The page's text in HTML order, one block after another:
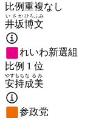
比例重複なし
井坂
いさか
博文
ひろふみ
れいわ新選組
比例 1 位
安持
やすもち
成美
なるみ
参政党